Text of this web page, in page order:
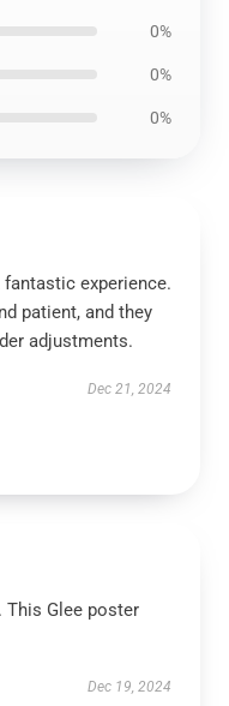
0%
0%
0%
experience.
patient, and they
adjustments.
Dec 21, 2024
Glee poster
Dec 19, 2024